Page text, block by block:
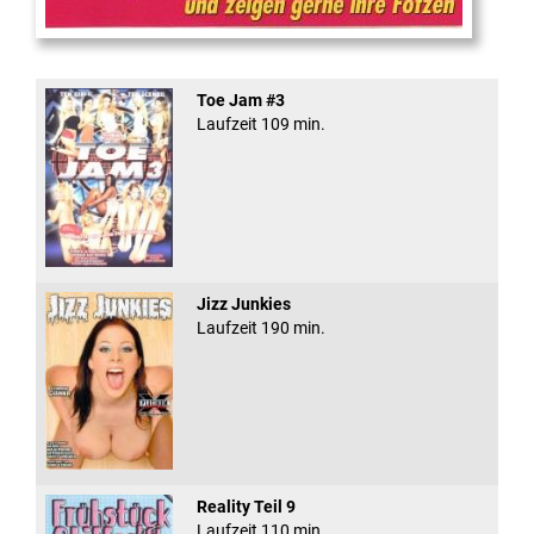
Teeny Fotzen Folge 12
Toe Jam #3
Laufzeit 109 min.
Jizz Junkies
Laufzeit 190 min.
Reality Teil 9